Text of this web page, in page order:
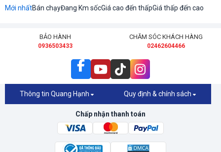
Mới nhấtBán chạyĐang Km sốcGiá cao đến thấpGiá thấp đến cao
BẢO HÀNH
0936503433
CHĂM SÓC KHÁCH HÀNG
02462604466
Thông tin Quang Hạnh Quy định & chính sách
Chấp nhận thanh toán